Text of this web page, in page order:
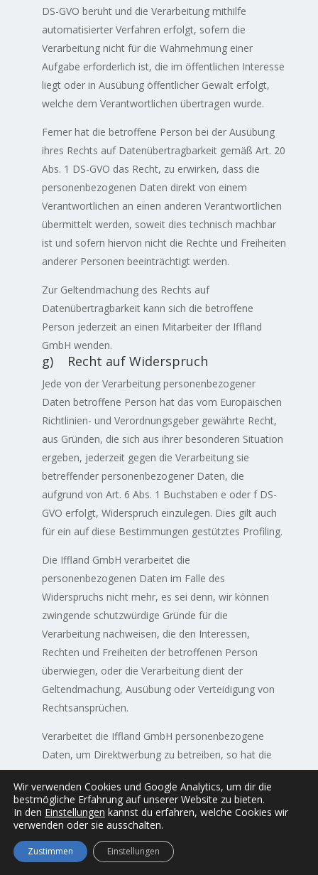
DS-GVO beruht und die Verarbeitung mithilfe
automatisierter Verfahren erfolgt, sofern die
Verarbeitung nicht für die Wahrnehmung einer
Aufgabe erforderlich ist, die im öffentlichen Interesse
liegt oder in Ausübung öffentlicher Gewalt erfolgt,
welche dem Verantwortlichen übertragen wurde.
Ferner hat die betroffene Person bei der Ausübung
ihres Rechts auf Datenübertragbarkeit gemäß Art. 20
Abs. 1 DS-GVO das Recht, zu erwirken, dass die
personenbezogenen Daten direkt von einem
Verantwortlichen an einen anderen Verantwortlichen
übermittelt werden, soweit dies technisch machbar
ist und sofern hiervon nicht die Rechte und Freiheiten
anderer Personen beeinträchtigt werden.
Zur Geltendmachung des Rechts auf
Datenübertragbarkeit kann sich die betroffene
Person jederzeit an einen Mitarbeiter der Iffland
GmbH wenden.
g) Recht auf Widerspruch
Jede von der Verarbeitung personenbezogener
Daten betroffene Person hat das vom Europäischen
Richtlinien- und Verordnungsgeber gewährte Recht,
aus Gründen, die sich aus ihrer besonderen Situation
ergeben, jederzeit gegen die Verarbeitung sie
betreffender personenbezogener Daten, die
aufgrund von Art. 6 Abs. 1 Buchstaben e oder f DS-
GVO erfolgt, Widerspruch einzulegen. Dies gilt auch
für ein auf diese Bestimmungen gestütztes Profiling.
Die Iffland GmbH verarbeitet die
personenbezogenen Daten im Falle des
Widerspruchs nicht mehr, es sei denn, wir können
zwingende schutzwürdige Gründe für die
Verarbeitung nachweisen, die den Interessen,
Rechten und Freiheiten der betroffenen Person
überwiegen, oder die Verarbeitung dient der
Geltendmachung, Ausübung oder Verteidigung von
Rechtsansprüchen.
Verarbeitet die Iffland GmbH personenbezogene
Daten, um Direktwerbung zu betreiben, so hat die
betroffene Person das Recht, jederzeit Widerspruch
gegen die Verarbeitung der personenbezogenen
Daten zum Zwecke derartiger Werbung einzulegen.
Dies gilt auch für das Profiling, soweit es mit solcher
Direktwerbung in Verbindung steht. Widerspricht die
betroffene Person gegenüber der Iffland GmbH der
Wir verwenden Cookies und Google Analytics, um dir die
bestmögliche Erfahrung auf unserer Website zu bieten.
In den Einstellungen kannst du erfahren, welche Cookies wir
verwenden oder sie ausschalten.
Zustimmen Einstellungen